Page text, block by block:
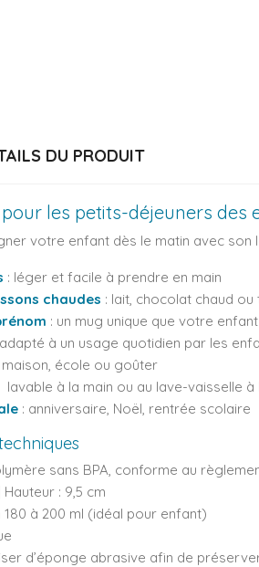
DU PRODUIT
les petits-déjeuners des
votre enfant dès le matin avec son
: léger et facile à prendre en main
chaudes : lait, chocolat chaud
: un mug unique que votre
à un usage quotidien par les
maison, école ou goûter
lavable à la main ou au lave-vaisselle
: anniversaire, Noël, rentrée scolaire
sans BPA, conforme au
Hauteur : 9,5 cm
180 à 200 ml (idéal pour enfant)
d’éponge abrasive afin de